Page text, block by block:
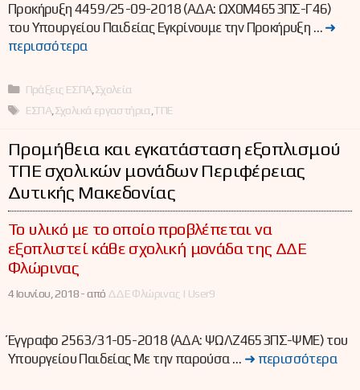
Προκήρυξη 4459/25-09-2018 (ΑΔΑ: ΩΧ0Μ4653ΠΣ-Γ46)
του Υπουργείου Παιδείας Εγκρίνουμε την Προκήρυξη … ➜
περισσότερα
Κατηγορίες
Πράξεις ΕΣΠΑ, Σχολεία
Ετικέτες
ΕΣΠΑ, Σχολικά εργαστήρια ΤΠΕ
Προμήθεια και εγκατάσταση εξοπλισμού
ΤΠΕ σχολικών μονάδων Περιφέρειας
Δυτικής Μακεδονίας
Το υλικό με το οποίο προβλέπεται να
εξοπλιστεί κάθε σχολική μονάδα της ΔΔΕ
Φλώρινας
4 Ιουνίου, 2018 -από ΔΔΕ Φλώρινας | User9
Έγγραφο 2563/31-05-2018 (ΑΔΑ: ΨΩΛΖ4653ΠΣ-ΨΜΕ) του
Υπουργείου Παιδείας Με την παρούσα … ➜ περισσότερα